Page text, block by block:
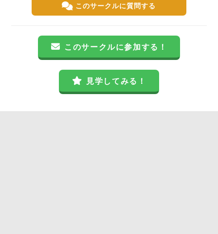
このサークルに質問する
このサークルに参加する！
見学してみる！